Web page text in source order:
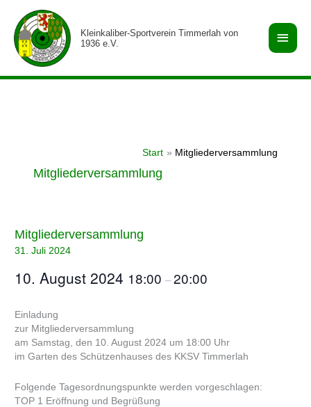
Inhalt
springen
Kleinkaliber-Sportverein Timmerlah von
1936 e.V.
Start Mitgliederversammlung
Mitgliederversammlung
Mitgliederversammlung
31. Juli 2024
10. August 2024 18:00–20:00
Einladung
zur Mitgliederversammlung
am Samstag, den 10. August 2024 um 18:00 Uhr
im Garten des Schützenhauses des KKSV Timmerlah
Folgende Tagesordnungspunkte werden vorgeschlagen:
TOP 1 Eröffnung und Begrüßung
Mitgliederversammlung